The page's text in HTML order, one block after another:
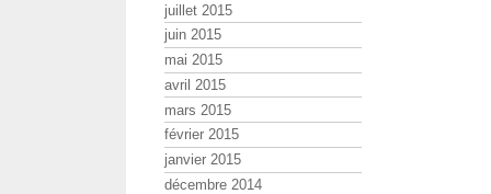
juillet 2015
juin 2015
mai 2015
avril 2015
mars 2015
février 2015
janvier 2015
décembre 2014